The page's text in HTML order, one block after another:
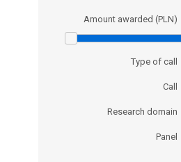
Amount awarded (PLN)
Type of call
Call
Research domain
Panel